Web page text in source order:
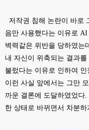
저작권 침해 논란이 바로
음만 사용했다는 이유로
벽력같은 위반을 당하였는
내 자신이 위축되는 결과
불렀다는 이유로 인하여
이런 사실 앞에서는 그만
까운 결론에 도달하였었다
한 상태로 바뀌면서 차분